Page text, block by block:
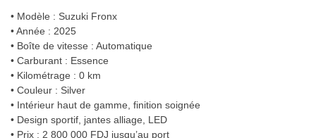
• Modèle : Suzuki Fronx
• Année : 2025
• Boîte de vitesse : Automatique
• Carburant : Essence
• Kilométrage : 0 km
• Couleur : Silver
• Intérieur haut de gamme, finition soignée
• Design sportif, jantes alliage, LED
• Prix : 2 800 000 FDJ jusqu’au port